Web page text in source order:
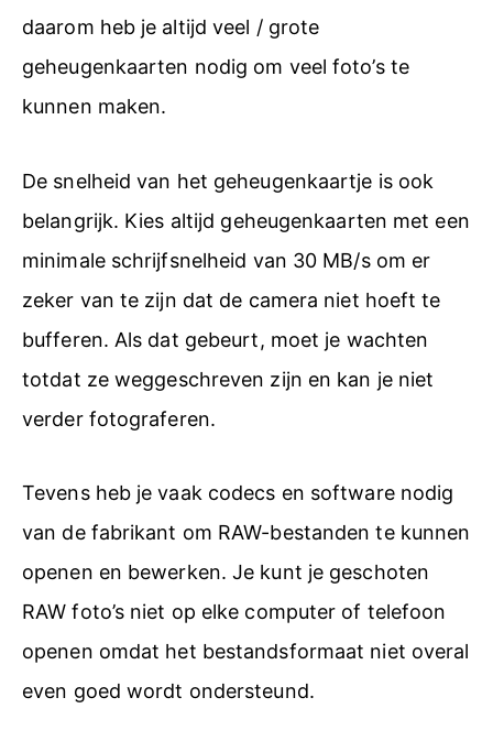
daarom heb je altijd veel / grote
geheugenkaarten nodig om veel foto’s te
kunnen maken.
De snelheid van het geheugenkaartje is ook
belangrijk. Kies altijd geheugenkaarten met een
minimale schrijfsnelheid van 30 MB/s om er
zeker van te zijn dat de camera niet hoeft te
bufferen. Als dat gebeurt, moet je wachten
totdat ze weggeschreven zijn en kan je niet
verder fotograferen.
Tevens heb je vaak codecs en software nodig
van de fabrikant om RAW-bestanden te kunnen
openen en bewerken. Je kunt je geschoten
RAW foto’s niet op elke computer of telefoon
openen omdat het bestandsformaat niet overal
even goed wordt ondersteund.